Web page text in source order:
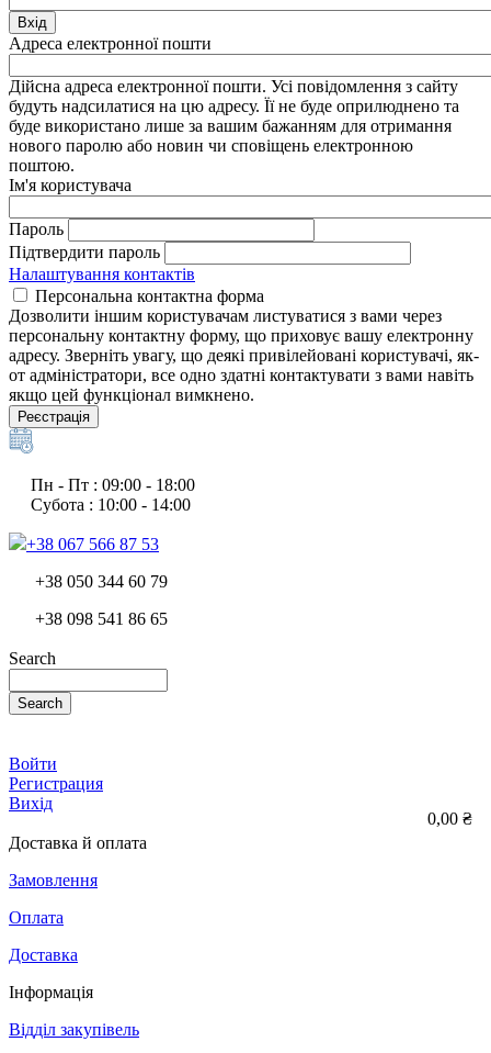
Вхід
Адреса електронної пошти
Дійсна адреса електронної пошти. Усі повідомлення з сайту
будуть надсилатися на цю адресу. Її не буде оприлюднено та
буде використано лише за вашим бажанням для отримання
нового паролю або новин чи сповіщень електронною
поштою.
Ім'я користувача
Пароль
Підтвердити пароль
Налаштування контактів
Персональна контактна форма
Дозволити іншим користувачам листуватися з вами через
персональну контактну форму, що приховує вашу електронну
адресу. Зверніть увагу, що деякі привілейовані користувачі, як-
от адміністратори, все одно здатні контактувати з вами навіть
якщо цей функціонал вимкнено.
Реєстрація
Пн - Пт : 09:00 - 18:00
Субота : 10:00 - 14:00
+38 067 566 87 53
+38 050 344 60 79
+38 098 541 86 65
Search
Search
0,00 ₴
Войти
Регистрация
Вихід
Доставка й оплата
Замовлення
Оплата
Доставка
Інформація
Відділ закупівель